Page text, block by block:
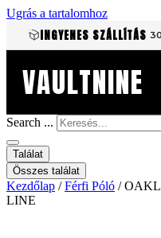
Ugrás a tartalomhoz
INGYENES SZÁLLÍTÁS
VAULTNINE
Search ...
Találat
Összes találat
Kezdőlap /Férfi Póló /
LINE